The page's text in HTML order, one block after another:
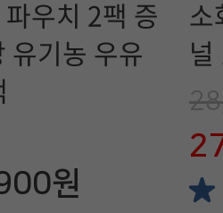
우치 2팩 증
유기농 우유
원
소